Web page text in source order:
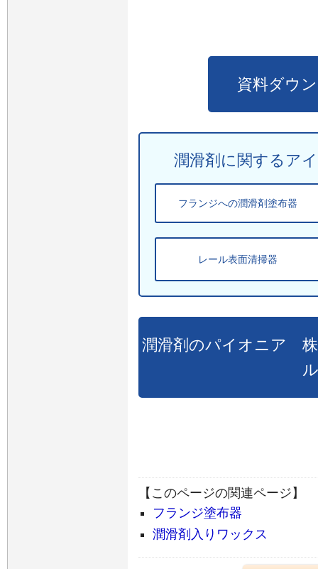
資料ダウ
潤滑剤に関するア
フランジへの潤滑剤塗布器
レール表面清掃器
潤滑剤のパイオニア
【このページの関連ページ】
フランジ塗布器
潤滑剤入りワックス